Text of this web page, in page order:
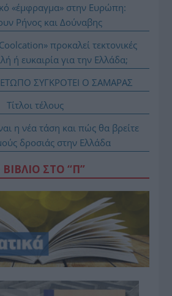
«έμφραγμα» στην Ευρώπη:
Ρήνος και Δούναβης
προκαλεί τεκτονικές
ή ευκαιρία για την Ελλάδα;
ΣΥΓΚΡΟΤΕΙ Ο ΣΑΜΑΡΑΣ
Τίτλοι τέλους
η νέα τάση και πώς θα βρείτε
δροσιάς στην Ελλάδα
ΣΤΟ “Π”